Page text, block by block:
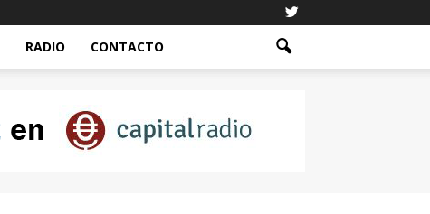
RADIO CONTACTO